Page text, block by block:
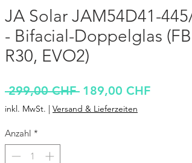
JA Solar JAM54D41-
- Bifacial-Doppelglas
R30, EVO2)
299,00 CHF Standardpreis
189,00 CHFSale-
inkl. MwSt. | Versand & Lieferzeiten
Anzahl *